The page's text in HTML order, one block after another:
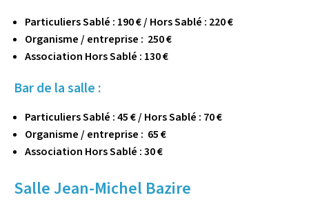
Particuliers Sablé : 190 € / Hors Sablé : 220 €
Organisme / entreprise : 250 €
Association Hors Sablé : 130 €
Bar de la salle :
Particuliers Sablé : 45 € / Hors Sablé : 70 €
Organisme / entreprise : 65 €
Association Hors Sablé : 30 €
Salle Jean-Michel Bazire